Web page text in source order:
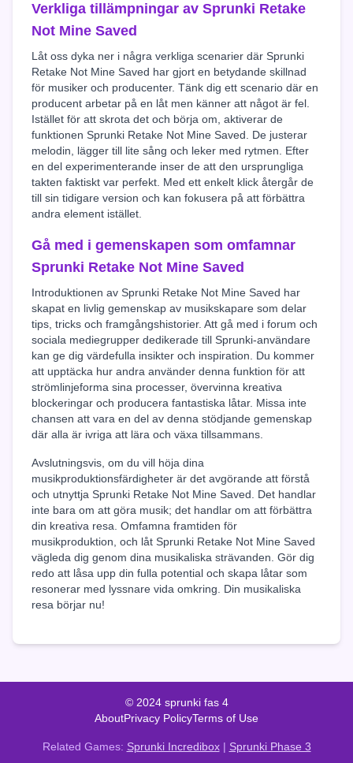
Verkliga tillämpningar av Sprunki Retake
Not Mine Saved
Låt oss dyka ner i några verkliga scenarier där Sprunki
Retake Not Mine Saved har gjort en betydande skillnad
för musiker och producenter. Tänk dig ett scenario där en
producent arbetar på en låt men känner att något är fel.
Istället för att skrota det och börja om, aktiverar de
funktionen Sprunki Retake Not Mine Saved. De justerar
melodin, lägger till lite sång och leker med rytmen. Efter
en del experimenterande inser de att den ursprungliga
takten faktiskt var perfekt. Med ett enkelt klick återgår de
till sin tidigare version och kan fokusera på att förbättra
andra element istället.
Gå med i gemenskapen som omfamnar
Sprunki Retake Not Mine Saved
Introduktionen av Sprunki Retake Not Mine Saved har
skapat en livlig gemenskap av musikskapare som delar
tips, tricks och framgångshistorier. Att gå med i forum och
sociala mediegrupper dedikerade till Sprunki-användare
kan ge dig värdefulla insikter och inspiration. Du kommer
att upptäcka hur andra använder denna funktion för att
strömlinjeforma sina processer, övervinna kreativa
blockeringar och producera fantastiska låtar. Missa inte
chansen att vara en del av denna stödjande gemenskap
där alla är ivriga att lära och växa tillsammans.
Avslutningsvis, om du vill höja dina
musikproduktionsfärdigheter är det avgörande att förstå
och utnyttja Sprunki Retake Not Mine Saved. Det handlar
inte bara om att göra musik; det handlar om att förbättra
din kreativa resa. Omfamna framtiden för
musikproduktion, och låt Sprunki Retake Not Mine Saved
vägleda dig genom dina musikaliska strävanden. Gör dig
redo att låsa upp din fulla potential och skapa låtar som
resonerar med lyssnare vida omkring. Din musikaliska
resa börjar nu!
© 2024 sprunki fas 4
AboutPrivacy PolicyTerms of Use
Related Games: Sprunki Incredibox| Sprunki Phase 3